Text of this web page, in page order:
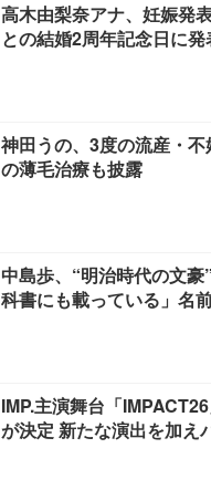
高木由梨奈アナ、妊娠発
との結婚2周年記念日に発
神田うの、3度の流産・
の薄毛治療も披露
中島歩、“明治時代の文
科書にも載っている」名
IMP.主演舞台「
が決定 新たな演出を加え